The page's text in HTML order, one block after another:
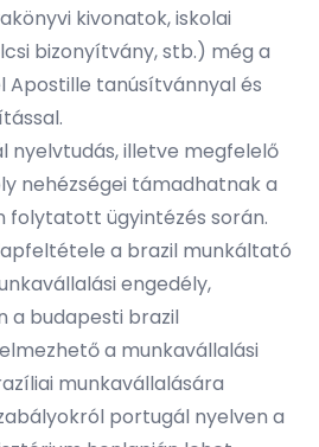
kivonatok, iskolai
bizonyítvány, stb.) még a
Apostille tanúsítvánnyal és
.
nyelvtudás, illetve megfelelő
nehézségei támadhatnak a
folytatott ügyintézés során.
a brazil munkáltató
engedély,
a budapesti brazil
a munkavállalási
munkavállalására
portugál nyelven a